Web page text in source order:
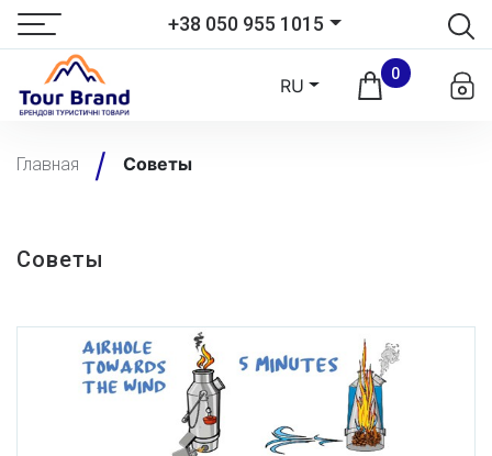
+38 050 955 1015
RU
0
Главная Советы
Советы